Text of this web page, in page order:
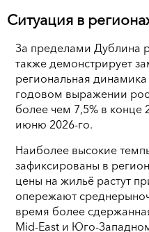
Ситуация в
За пределами Дублина
также демонстрирует
региональная
годовом выражении
более чем 7,5% в конце
июню 2026-го.
Наиболее высокие
зафиксированы в
цены на жильё растут
опережают
время более
Mid-East и Юго-